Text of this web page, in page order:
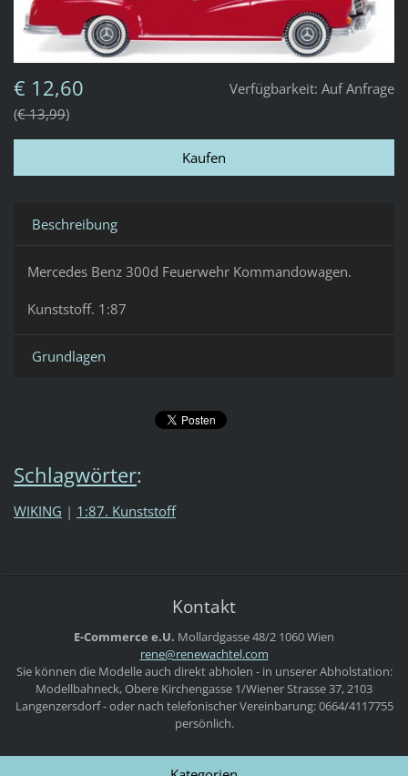
Verfügbarkeit: Auf Anfrage
€ 12,60
€ 13,99
Beschreibung
Mercedes Benz 300d Feuerwehr Kommandowagen.
Kunststoff. 1:87
Grundlagen
Schlagwörter:
WIKING | 1:87. Kunststoff
Kontakt
E-Commerce e.U. Mollardgasse 48/2 1060 Wien
rene@renewachtel.com
Sie können die Modelle auch direkt abholen - in unserer Abholstation:
Modellbahneck, Obere Kirchengasse 1/Wiener Strasse 37, 2103
Langenzersdorf - oder nach telefonischer Vereinbarung: 0664/4117755
persönlich.